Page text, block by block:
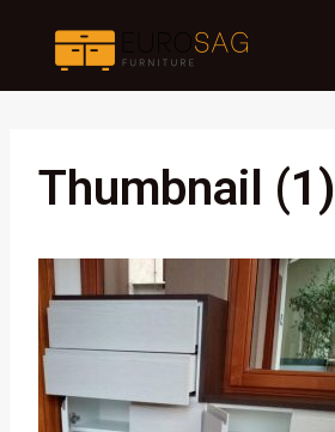
content
Thumbnail (1)